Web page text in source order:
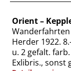
Orient –
Herder 1922.
u. 2 gefalt.
Exlibris., sonst